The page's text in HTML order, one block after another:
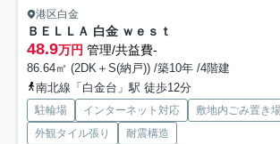
港区白金
ＢＥＬＬＡ 白金 ｗｅｓｔ
48.9万円 管理/共益費-
86.64㎡ (2DK＋S(納戸)) /築10年 /4階建
南北線「白金台」駅 徒歩12分
駐輪場 インターネット対応 敷地内ごみ置き
外観タイル張り
耐震構造